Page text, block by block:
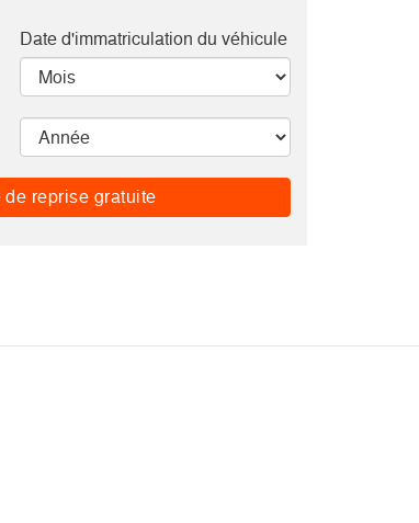
Date d'immatriculation du véhicule
reprise gratuite